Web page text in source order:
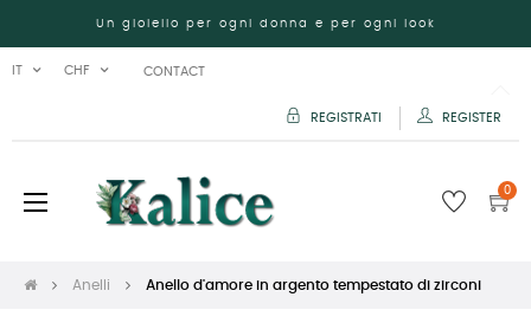
Un gioiello per ogni donna e per ogni look
IT CHF CONTACT
REGISTRATI REGISTER
navigazione
☰ 0
Anelli Anello d'amore in argento tempestato di zirconi